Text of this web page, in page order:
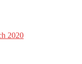
2020